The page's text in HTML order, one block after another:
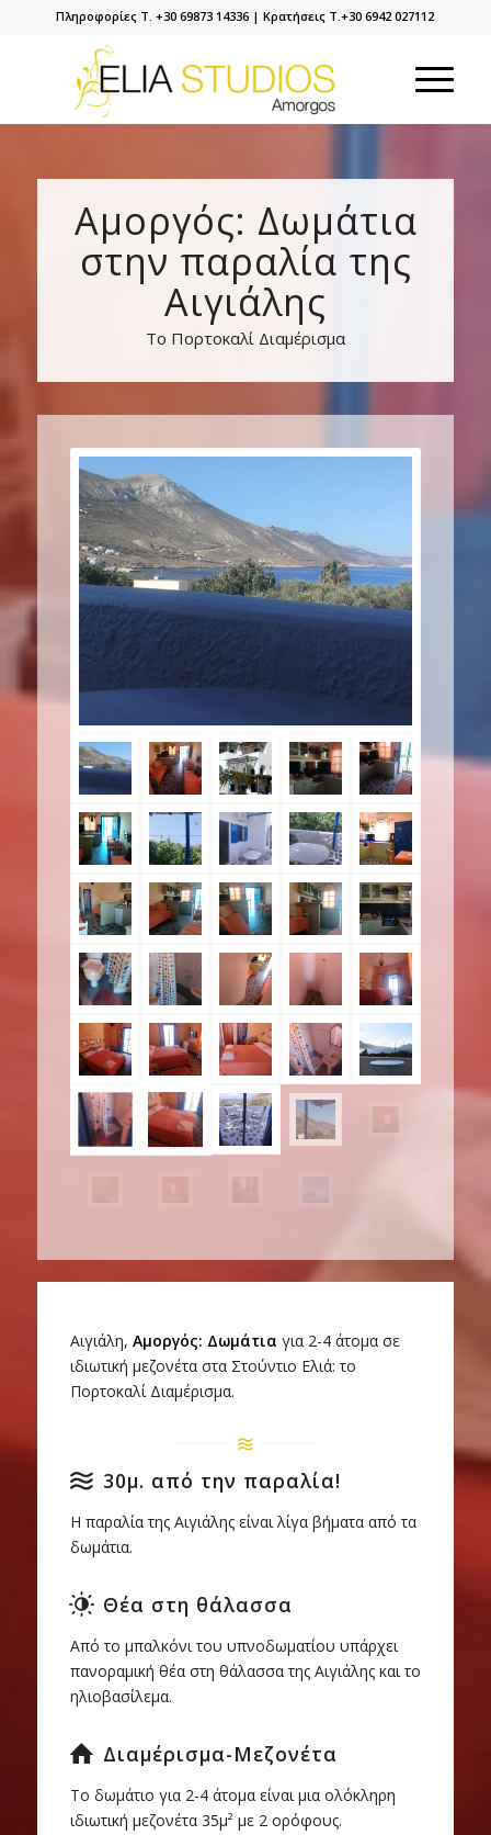
Πληροφορίες Τ. +30 69873 14336 | Κρατήσεις Τ.+30 6942 027112
Αμοργός: Δωμάτια
στην παραλία της
Αιγιάλης
Το Πορτοκαλί Διαμέρισμα
Αιγιάλη, Αμοργός: Δωμάτια για 2-4 άτομα σε
ιδιωτική μεζονέτα στα Στούντιο Ελιά: το
Πορτοκαλί Διαμέρισμα.
30μ. από την παραλία!
Η παραλία της Αιγιάλης είναι λίγα βήματα από τα
δωμάτια.
Θέα στη θάλασσα
Από το μπαλκόνι του υπνοδωματίου υπάρχει
πανοραμική θέα στη θάλασσα της Αιγιάλης και το
ηλιοβασίλεμα.
Διαμέρισμα-Μεζονέτα
Το δωμάτιο για 2-4 άτομα είναι μια ολόκληρη
ιδιωτική μεζονέτα 35μ² με 2 ορόφους.